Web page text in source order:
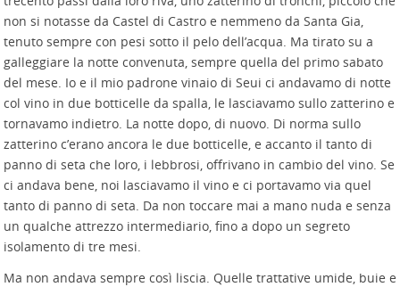
non si notasse da Castel di Castro e nemmeno da Santa Gia,
tenuto sempre con pesi sotto il pelo dell’acqua. Ma tirato su a
galleggiare la notte convenuta, sempre quella del primo sabato
del mese. Io e il mio padrone vinaio di Seui ci andavamo di notte
col vino in due botticelle da spalla, le lasciavamo sullo zatterino e
tornavamo indietro. La notte dopo, di nuovo. Di norma sullo
zatterino c’erano ancora le due botticelle, e accanto il tanto di
panno di seta che loro, i lebbrosi, offrivano in cambio del vino. Se
ci andava bene, noi lasciavamo il vino e ci portavamo via quel
tanto di panno di seta. Da non toccare mai a mano nuda e senza
un qualche attrezzo intermediario, fino a dopo un segreto
isolamento di tre mesi.
Ma non andava sempre così liscia. Quelle trattative umide, buie e